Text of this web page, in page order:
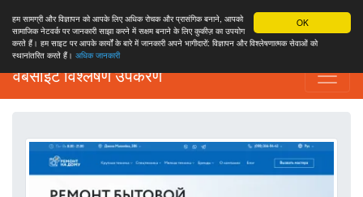
OK
हम सामग्री और विज्ञापन को आपके लिए अधिक रोचक और प्रासंगिक बनाने, आपको
सामाजिक नेटवर्क पर जानकारी साझा करने में सक्षम बनाने के लिए कुकीज़ का उपयोग
करते हैं। हम साइट पर आपके कार्यों के बारे में जानकारी अपने भागीदारों: विज्ञापन और विश्लेषणात्मक सेवाओं को
स्थानांतरित करते हैं। अधिक जानकारी
वेबसाइट विश्लेषण उपकरण